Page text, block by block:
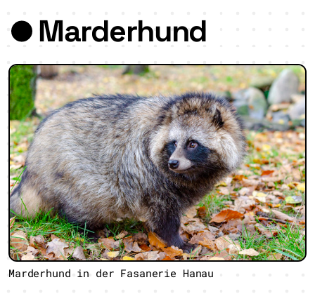
Marderhund
Marderhund in der Fasanerie Hanau